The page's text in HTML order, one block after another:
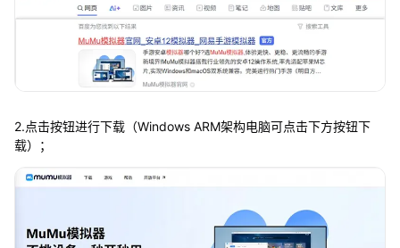
2.点击按钮进行下载（Windows ARM架构电脑可点击下方按钮下
载）；